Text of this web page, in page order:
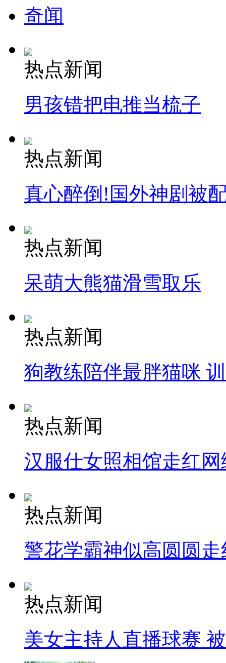
安徽一实载49人客车翻车
走！跟着总书记去植树
消防员救轻生者 花炮节热闹非凡 减压"枕头大战"
纽约上演“枕头大战”
司机酒驾遇交警 急速倒车逃窜
奇闻
热点新闻
男孩错把电推当梳子
热点新闻
真心醉倒!国外神剧被
热点新闻
呆萌大熊猫滑雪取乐
热点新闻
狗教练陪伴最胖猫咪
热点新闻
汉服仕女照相馆走红网
热点新闻
警花学霸神似高圆圆走
热点新闻
美女主持人直播球赛